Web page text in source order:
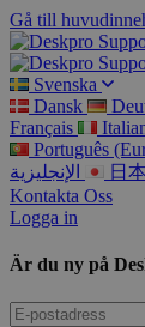
Gå till
Svenska
Dansk
Français
Português
الإنجليزية
日
Kontakta Oss
Logga in
Är du ny på